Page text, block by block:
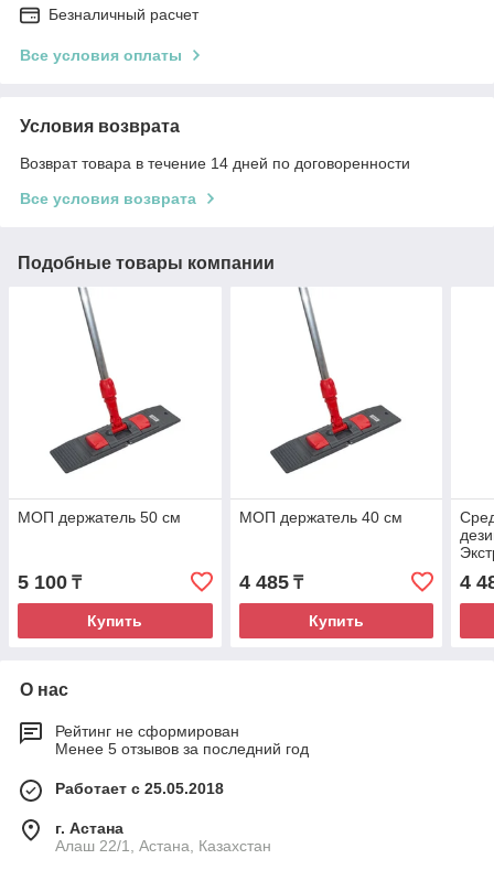
Безналичный расчет
Все условия оплаты
Условия возврата
Возврат товара в течение 14 дней по договоренности
Все условия возврата
Подобные товары компании
МОП держатель 50 см
5 100 ₸
Купить
МОП держатель 40 см
4 485₸
Купить
4
О нас
Рейтинг не сформирован
Менее 5 отзывов за последний год
Работает с 25.05.2018
г. Астана
Алаш 22/1, Астана, Казахстан